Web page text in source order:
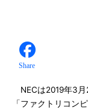
Share
NECは2019年3月
「ファクトリコン